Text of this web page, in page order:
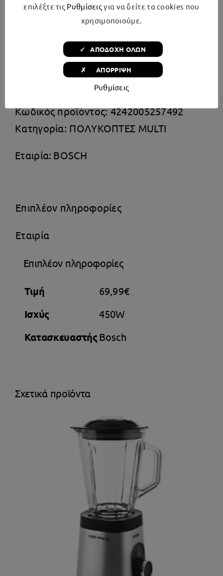
Χωρητικότητα 0,65 lt
Smoothie MakerΝαι
Χρώμα Μαύρο
Κωδικός προϊόντος:4242005257492
Κατηγορία: ΠΟΛΥΚΟΠΤΕΣ MULTI
Εταιρία: BOSCH
Επιπλέον πληροφορίες
Εταιρία
Επιπλέον πληροφορίες
Τιμή 69,99€
Ισχύς 450W
Κατασκευαστής Bosch
Σχετικά προϊόντα
επιλέξτε τις Ρυθμίσειςγια να δείτε τα cookies που
χρησιμοποιούμε.
Ρυθμίσεις
✓ ΑΠΟΔΟΧΗ ΟΛΩΝ
✗ ΑΠΟΡΡΙΨΗ